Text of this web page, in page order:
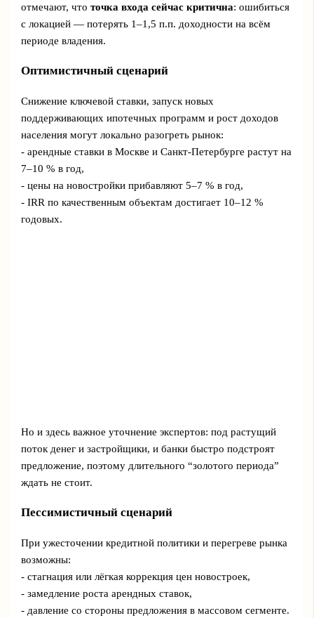
отмечают, чтоточка входа сейчас критична: ошибиться
с локацией — потерять 1–1,5 п.п. доходности на всём
периоде владения.
Оптимистичный сценарий
Снижение ключевой ставки, запуск новых
поддерживающих ипотечных программ и рост доходов
населения могут локально разогреть рынок:
- арендные ставки в Москве и Санкт-Петербурге растут на
7–10 % в год,
- цены на новостройки прибавляют 5–7 % в год,
- IRR по качественным объектам достигает 10–12 %
годовых.
Но и здесь важное уточнение экспертов: под растущий
поток денег и застройщики, и банки быстро подстроят
предложение, поэтому длительного “золотого периода”
ждать не стоит.
Пессимистичный сценарий
При ужесточении кредитной политики и перегреве рынка
возможны:
- стагнация или лёгкая коррекция цен новостроек,
- замедление роста арендных ставок,
- давление со стороны предложения в массовом сегменте.